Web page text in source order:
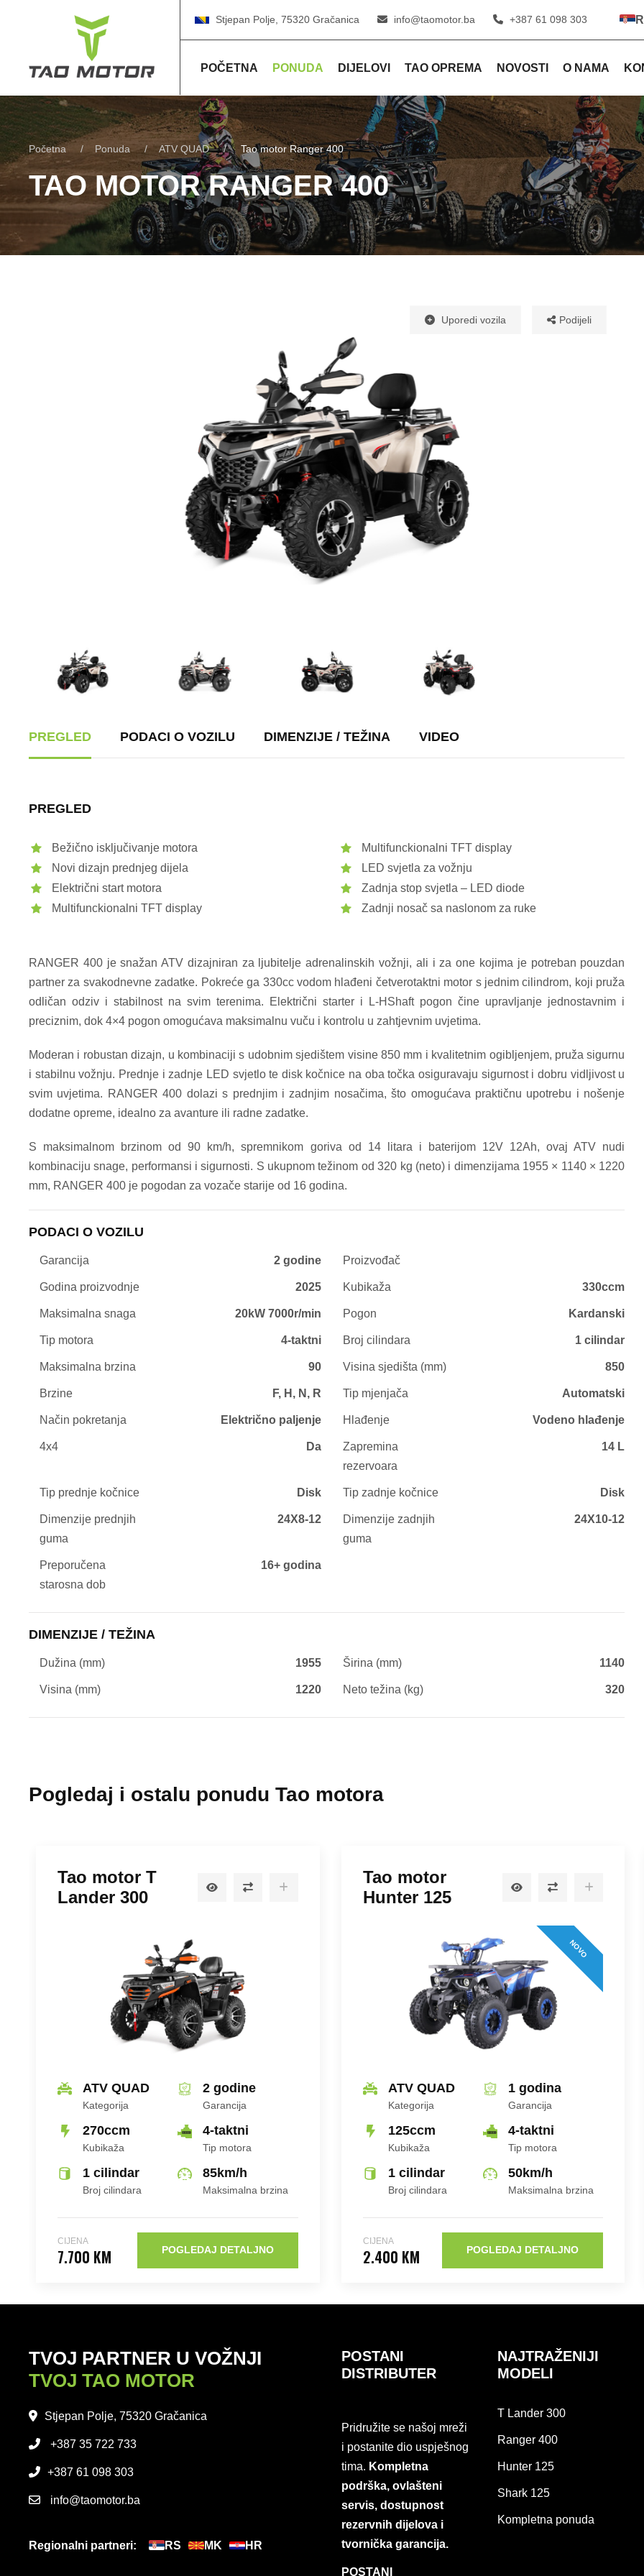
Stjepan Polje, 75320 Gračanica info@taomotor.ba +387 61 098 303
POČETNA PONUDA DIJELOVI TAO OPREMA NOVOSTI O NAMA
Početna Ponuda ATV QUAD Tao motor Ranger 400
TAO MOTOR RANGER 400
Uporedi vozila Podijeli
PREGLED PODACI O VOZILU DIMENZIJE / TEŽINA VIDEO
PREGLED
Bežično isključivanje motora
Novi dizajn prednjeg dijela
Električni start motora
Multifunckionalni TFT display
Multifunckionalni TFT display
LED svjetla za vožnju
Zadnja stop svjetla – LED diode
Zadnji nosač sa naslonom za ruke
RANGER 400 je snažan ATV dizajniran za ljubitelje adrenalinskih vožnji, ali i za one kojima je potreban pouzdan
partner za svakodnevne zadatke. Pokreće ga 330cc vodom hlađeni četverotaktni motor s jednim cilindrom, koji pruža
odličan odziv i stabilnost na svim terenima. Električni starter i L-HShaft pogon čine upravljanje jednostavnim i
preciznim, dok 4×4 pogon omogućava maksimalnu vuču i kontrolu u zahtjevnim uvjetima.
Moderan i robustan dizajn, u kombinaciji s udobnim sjedištem visine 850 mm i kvalitetnim ogibljenjem, pruža sigurnu
i stabilnu vožnju. Prednje i zadnje LED svjetlo te disk kočnice na oba točka osiguravaju sigurnost i dobru vidljivost u
svim uvjetima. RANGER 400 dolazi s prednjim i zadnjim nosačima, što omogućava praktičnu upotrebu i nošenje
dodatne opreme, idealno za avanture ili radne zadatke.
S maksimalnom brzinom od 90 km/h, spremnikom goriva od 14 litara i baterijom 12V 12Ah, ovaj ATV nudi
kombinaciju snage, performansi i sigurnosti. S ukupnom težinom od 320 kg (neto) i dimenzijama 1955 × 1140 × 1220
mm, RANGER 400 je pogodan za vozače starije od 16 godina.
PODACI O VOZILU
Garancija 2 godine Proizvođač
Godina proizvodnje 2025 Kubikaža 330ccm
Maksimalna snaga 20kW 7000r/min Pogon Kardanski
Tip motora 4-taktni Broj cilindara 1 cilindar
Maksimalna brzina 90 Visina sjedišta (mm) 850
Brzine F, H, N, R Tip mjenjača Automatski
Način pokretanja Električno paljenje Hlađenje Vodeno hlađenje
4x4 Da
Zapremina
rezervoara
14 L
Tip prednje kočnice Disk Tip zadnje kočnice Disk
Dimenzije prednjih
guma
24X8-12
Dimenzije zadnjih
guma
24X10-12
Preporučena
starosna dob
16+ godina
DIMENZIJE / TEŽINA
Dužina (mm) 1955 Širina (mm) 1140
Visina (mm) 1220 Neto težina (kg) 320
Pogledaj i ostalu ponudu Tao motora
Tao motor T
Lander 300
ATV QUAD
Kategorija
2 godine
Garancija
270ccm
Kubikaža
4-taktni
Tip motora
1 cilindar
Broj cilindara
85km/h
Maksimalna brzina
CIJENA
7.700 KM POGLEDAJ DETALJNO
Tao motor
Hunter 125
NOVO
ATV QUAD
Kategorija
1 godina
Garancija
125ccm
Kubikaža
4-taktni
Tip motora
1 cilindar
Broj cilindara
50km/h
Maksimalna brzina
CIJENA
2.400 KM POGLEDAJ DETALJNO
TVOJ PARTNER U VOŽNJI
TVOJ TAO MOTOR
Stjepan Polje, 75320 Gračanica
+387 35 722 733
+387 61 098 303
info@taomotor.ba
Regionalni partneri: RS MK HR
POSTANI
DISTRIBUTER
Pridružite se našoj mreži
i postanite dio uspješnog
tima. Kompletna
podrška, ovlašteni
servis, dostupnost
rezervnih dijelova i
tvornička garancija.
POSTANI
NAJTRAŽENIJI
MODELI
T Lander 300
Ranger 400
Hunter 125
Shark 125
Kompletna ponuda